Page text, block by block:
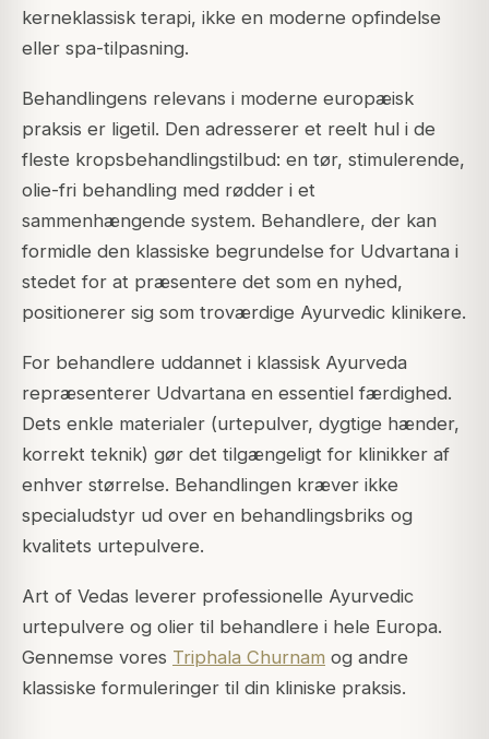
kerneklassisk terapi, ikke en moderne opfindelse
eller spa-tilpasning.
Behandlingens relevans i moderne europæisk
praksis er ligetil. Den adresserer et reelt hul i de
fleste kropsbehandlingstilbud: en tør, stimulerende,
olie-fri behandling med rødder i et
sammenhængende system. Behandlere, der kan
formidle den klassiske begrundelse for Udvartana i
stedet for at præsentere det som en nyhed,
positionerer sig som troværdige Ayurvedic klinikere.
For behandlere uddannet i klassisk Ayurveda
repræsenterer Udvartana en essentiel færdighed.
Dets enkle materialer (urtepulver, dygtige hænder,
korrekt teknik) gør det tilgængeligt for klinikker af
enhver størrelse. Behandlingen kræver ikke
specialudstyr ud over en behandlingsbriks og
kvalitets urtepulvere.
Art of Vedas leverer professionelle Ayurvedic
urtepulvere og olier til behandlere i hele Europa.
Gennemse vores Triphala Churnam og andre
klassiske formuleringer til din kliniske praksis.